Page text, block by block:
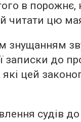
в порожнє,
й читати цю
знущанням
записки до
цей
судів